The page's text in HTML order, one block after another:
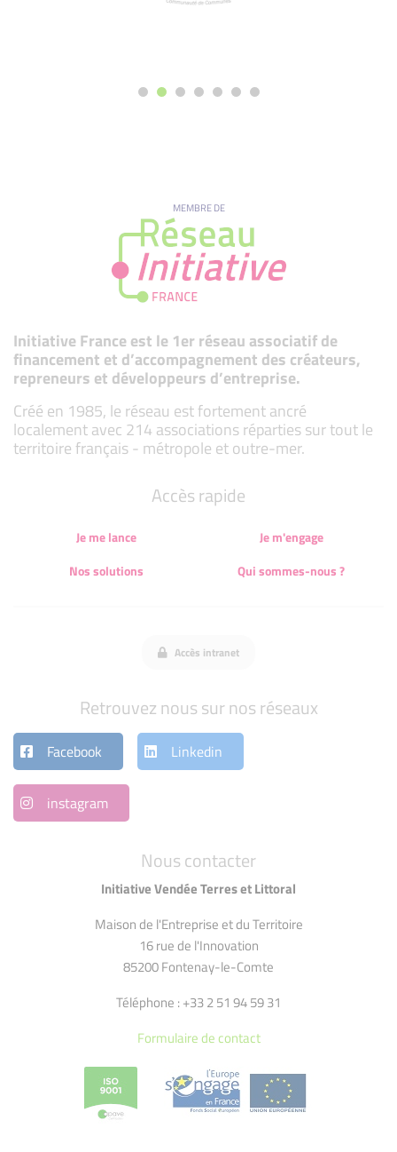
MEMBRE DE
Initiative France est le 1er réseau associatif de
financement et d’accompagnement des créateurs,
repreneurs et développeurs d’entreprise.
Créé en 1985, le réseau est fortement ancré
localement avec 214 associations réparties sur tout le
territoire français - métropole et outre-mer.
Nous contacter
Initiative Vendée Terres et Littoral
Maison de l'Entreprise et du Territoire
16 rue de l'Innovation
85200 Fontenay-le-Comte
Téléphone : +33 2 51 94 59 31
Formulaire de contact
Accès rapide
Je me lance
Je m'engage
Nos solutions
Qui sommes-nous ?
Accès intranet
Retrouvez nous sur nos réseaux
Facebook Linkedin
instagram